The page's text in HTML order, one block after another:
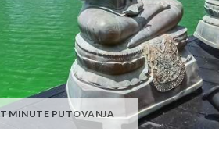
MINUTE PUTOVANJA